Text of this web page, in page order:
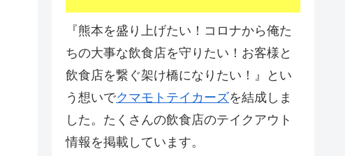
『熊本を盛り上げたい！コロナから俺た
ちの大事な飲食店を守りたい！お客様と
飲食店を繋ぐ架け橋になりたい！』とい
う想いでクマモトテイカーズを結成しま
した。たくさんの飲食店のテイクアウト
情報を掲載しています。